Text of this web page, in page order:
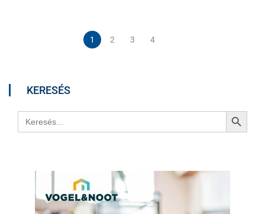
1 2 3 4
KERESÉS
Search
for:
Search Button